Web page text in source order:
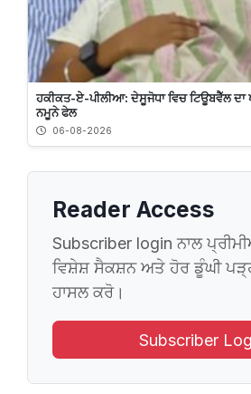
ਹਕੀਕਤ-ਏ-ਪੀਲੀਆ: ਦੇਸੂਜੋਧਾ ਵਿਚ ਟਿਊਬਵੈੱਲ ਦਾ
ਨਮੂਨੇ ਫੇਲ
06-08-2026
Reader Access
Subscriber login ਨਾਲ
ਵਿਸ਼ੇਸ਼ ਸੈਕਸ਼ਨ ਅਤੇ ਹੋਰ ਡੂੰਘੀ
ਹਾਸਲ ਕਰੋ।
Subscriber